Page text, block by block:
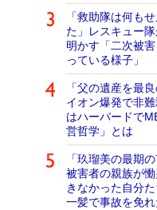
「救助隊は何も
た」レスキュー
明かす「二次被
っている様子」
「父の遺産を最
イオン爆発で非
はハーバードで
営哲学」とは
「玖瑠美の最期
被害者の親族が
きなかった自分
一髪で事故を免